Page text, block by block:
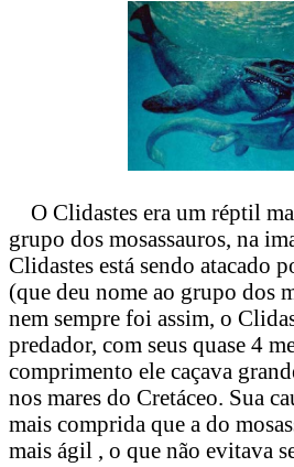
O Clidastes era um réptil
grupo dos mosassauros, na
Clidastes está sendo atacado
(que deu nome ao grupo dos
nem sempre foi assim, o
predador, com seus quase 4
comprimento ele caçava
nos mares do Cretáceo. Sua
mais comprida que a do
mais ágil , o que não evitava